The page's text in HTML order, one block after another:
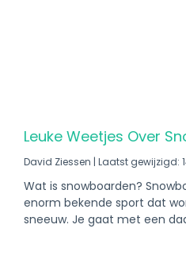
Leuke Weetjes Over
David Ziessen Laatst gewijzigd:
Wat is snowboarden?
enorm bekende sport dat
sneeuw. Je gaat met een